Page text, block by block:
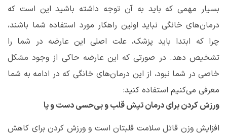
بسیار مهمی که باید به آن توجه داشته باشید این است که
درمان‌های خانگی نباید اولین راهکار مورد استفاده شما باشند،
چرا که ابتدا باید پزشک، علت اصلی این عارضه در شما را
تشخیص دهد. در صورتی که این عارضه حاکی از وجود مشکل
خاصی در شما نبود، از این درمان‌های خانگی که در ادامه به شما
معرفی می‌کنیم استفاده کنید:
ورزش کردن برای درمان تپش قلب و بی‌حسی دست و پا
افزایش وزن قاتل سلامت قلبتان است و ورزش کردن برای کاهش